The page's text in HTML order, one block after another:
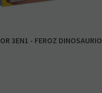
3EN1 - FEROZ DINOSAURIO